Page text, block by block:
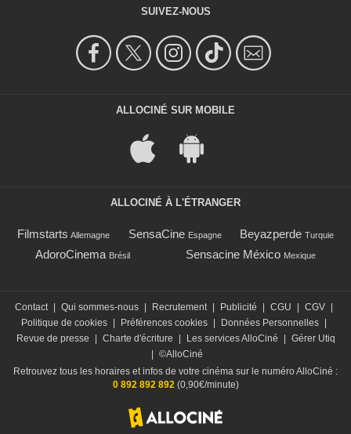
SUIVEZ-NOUS
ALLOCINÉ SUR MOBILE
ALLOCINÉ À L'ÉTRANGER
Filmstarts Allemagne SensaCine Espagne Beyazperde Turquie
AdoroCinema Brésil Sensacine México Mexique
Contact Qui sommes-nous Recrutement Publicité CGU CGV
Politique de cookies
Préférences cookies Données Personnelles
Revue de presse
Charte d'écriture Les services AlloCiné
Gérer Utiq
©AlloCiné
Retrouvez tous les horaires et infos de votre cinéma sur le numéro AlloCiné :
0 892 892 892(0,90€/minute)